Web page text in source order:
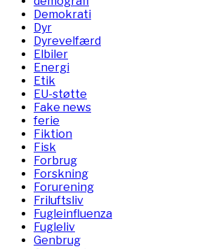
Demokrati
Dyr
Dyrevelfærd
Elbiler
Energi
Etik
EU-støtte
Fake news
ferie
Fiktion
Fisk
Forbrug
Forskning
Forurening
Friluftsliv
Fugleinfluenza
Fugleliv
Genbrug